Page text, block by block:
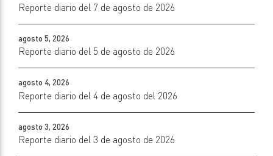
Reporte diario del 7 de agosto de 2026
agosto 5, 2026
Reporte diario del 5 de agosto de 2026
agosto 4, 2026
Reporte diario del 4 de agosto del 2026
agosto 3, 2026
Reporte diario del 3 de agosto de 2026